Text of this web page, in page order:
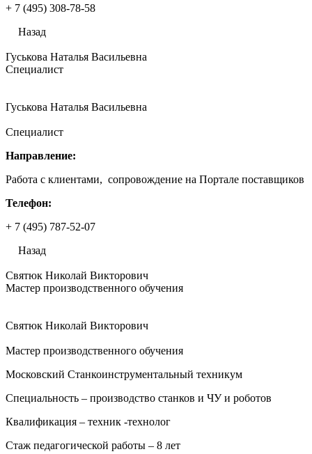
+ 7 (495) 308-78-58
Назад
Гуськова Наталья Васильевна
Специалист
Гуськова Наталья Васильевна
Специалист
Направление:
Работа с клиентами, сопровождение на Портале поставщиков
Телефон:
+ 7 (495) 787-52-07
Назад
Святюк Николай Викторович
Мастер производственного обучения
Святюк Николай Викторович
Мастер производственного обучения
Московский Станкоинструментальный техникум
Специальность – производство станков и ЧУ и роботов
Квалификация – техник -технолог
Стаж педагогической работы – 8 лет